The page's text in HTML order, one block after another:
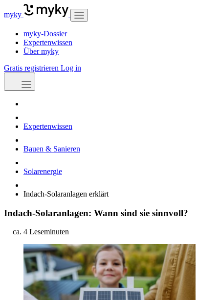
myky
myky-Dossier
Expertenwissen
Über myky
Gratis registrieren Log in
Expertenwissen
Bauen & Sanieren
Solarenergie
Indach-Solaranlagen erklärt
Indach-Solaranlagen: Wann sind sie sinnvoll?
ca. 4 Leseminuten